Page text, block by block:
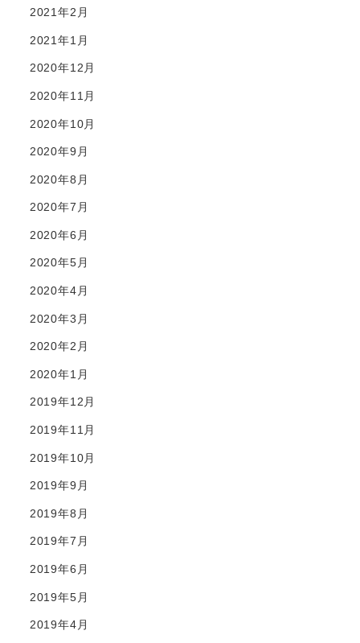
2021年2月
2021年1月
2020年12月
2020年11月
2020年10月
2020年9月
2020年8月
2020年7月
2020年6月
2020年5月
2020年4月
2020年3月
2020年2月
2020年1月
2019年12月
2019年11月
2019年10月
2019年9月
2019年8月
2019年7月
2019年6月
2019年5月
2019年4月